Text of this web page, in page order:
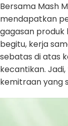
Bersama Mash
mendapatkan
gagasan produk
begitu, kerja
sebatas di atas
kecantikan.
kemitraan yang